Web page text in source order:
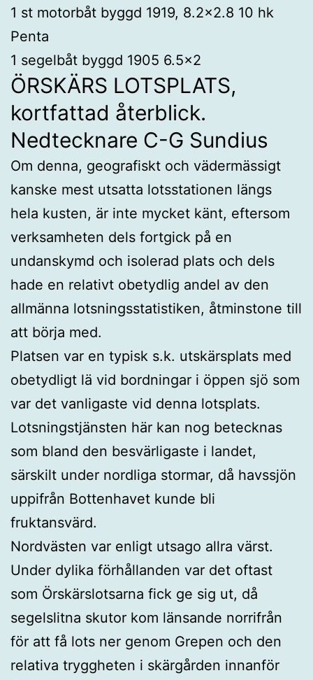
1 st motorbåt byggd 1919, 8.2×2.8 10 hk
Penta
1 segelbåt byggd 1905 6.5×2
ÖRSKÄRS LOTSPLATS,
kortfattad återblick.
Nedtecknare C-G Sundius
Om denna, geografiskt och vädermässigt
kanske mest utsatta lotsstationen längs
hela kusten, är inte mycket känt, eftersom
verksamheten dels fortgick på en
undanskymd och isolerad plats och dels
hade en relativt obetydlig andel av den
allmänna lotsningsstatistiken, åtminstone till
att börja med.
Platsen var en typisk s.k. utskärsplats med
obetydligt lä vid bordningar i öppen sjö som
var det vanligaste vid denna lotsplats.
Lotsningstjänsten här kan nog betecknas
som bland den besvärligaste i landet,
särskilt under nordliga stormar, då havssjön
uppifrån Bottenhavet kunde bli
fruktansvärd.
Nordvästen var enligt utsago allra värst.
Under dylika förhållanden var det oftast
som Örskärslotsarna fick ge sig ut, då
segelslitna skutor kom länsande norrifrån
för att få lots ner genom Grepen och den
relativa tryggheten i skärgården innanför